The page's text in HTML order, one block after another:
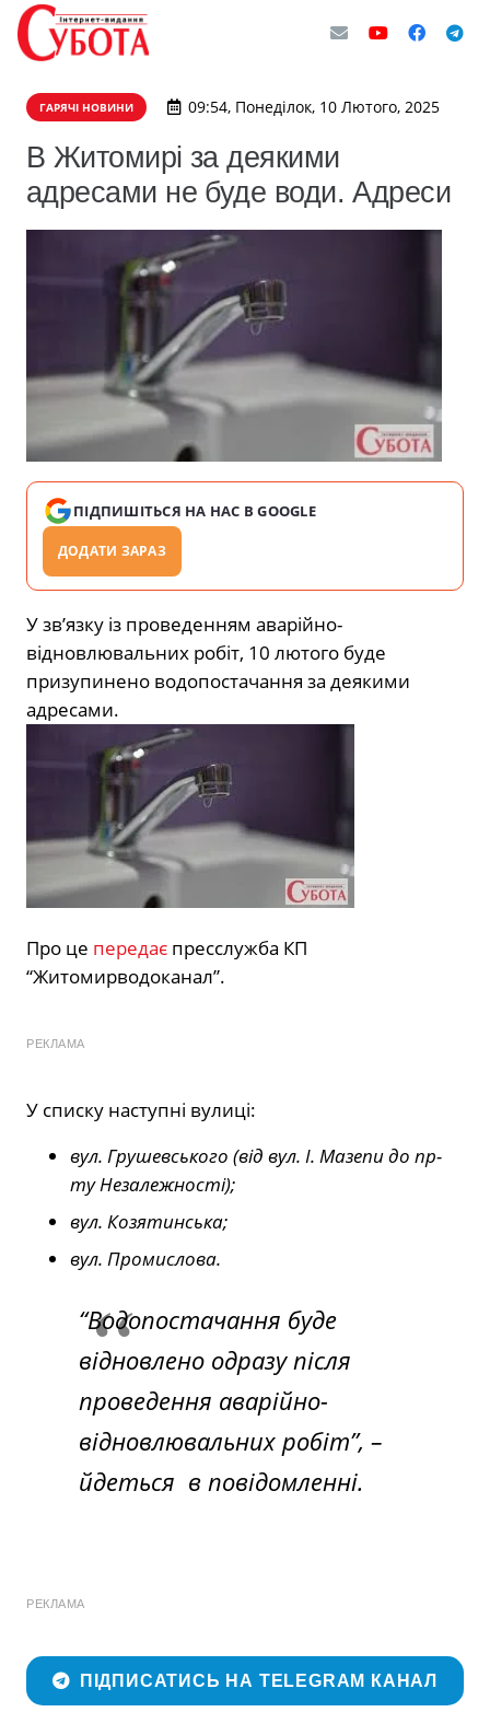
ГАРЯЧІ НОВИНИ 09:54, Понеділок, 10 Лютого, 2025
В Житомирі за деякими
адресами не буде води. Адреси
ПІДПИШІТЬСЯ НА НАС В GOOGLE
ДОДАТИ ЗАРАЗ
У зв’язку із проведенням аварійно-
відновлювальних робіт, 10 лютого буде
призупинено водопостачання за деякими
адресами.
Про це передає пресслужба КП
“Житомирводоканал”.
РЕКЛАМА
У списку наступні вулиці:
вул. Грушевського (від вул. І. Мазепи до пр-
ту Незалежності);
вул. Козятинська;
вул. Промислова.
“Водопостачання буде
відновлено одразу після
проведення аварійно-
відновлювальних робіт”, –
йдеться в повідомленні.
РЕКЛАМА
ПІДПИСАТИСЬ НА TELEGRAM КАНАЛ